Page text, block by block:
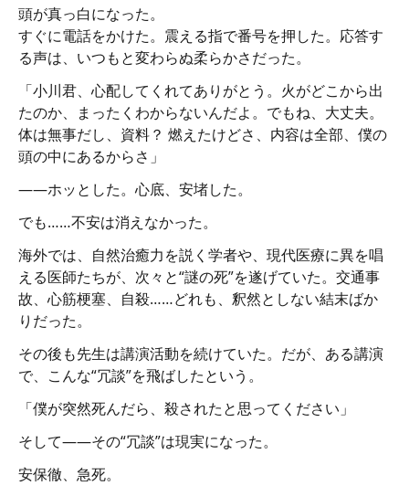
頭が真っ白になった。
すぐに電話をかけた。震える指で番号を押した。応答す
る声は、いつもと変わらぬ柔らかさだった。
「小川君、心配してくれてありがとう。火がどこから出
たのか、まったくわからないんだよ。でもね、大丈夫。
体は無事だし、資料？ 燃えたけどさ、内容は全部、僕の
頭の中にあるからさ」
——ホッとした。心底、安堵した。
でも……不安は消えなかった。
海外では、自然治癒力を説く学者や、現代医療に異を唱
える医師たちが、次々と“謎の死”を遂げていた。交通事
故、心筋梗塞、自殺……どれも、釈然としない結末ばか
りだった。
その後も先生は講演活動を続けていた。だが、ある講演
で、こんな“冗談”を飛ばしたという。
「僕が突然死んだら、殺されたと思ってください」
そして——その“冗談”は現実になった。
安保徹、急死。